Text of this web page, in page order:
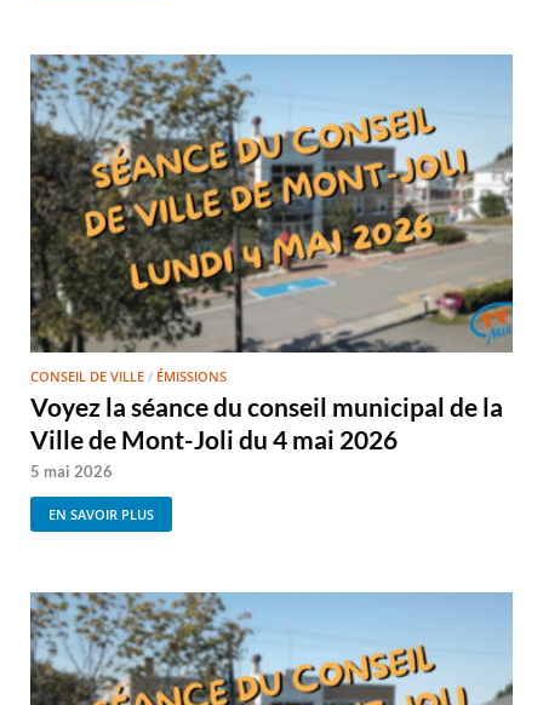
CONSEIL DE VILLE / ÉMISSIONS
Voyez la séance du conseil municipal de la
Ville de Mont-Joli du 4 mai 2026
5 mai 2026
EN SAVOIR PLUS